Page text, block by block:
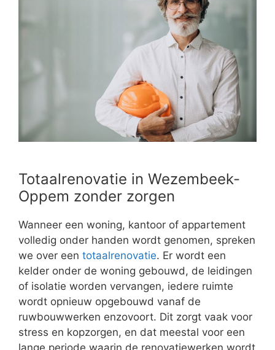
Totaalrenovatie in Wezembeek-
Oppem zonder zorgen
Wanneer een woning, kantoor of appartement
volledig onder handen wordt genomen, spreken
we over een totaalrenovatie. Er wordt een
kelder onder de woning gebouwd, de leidingen
of isolatie worden vervangen, iedere ruimte
wordt opnieuw opgebouwd vanaf de
ruwbouwwerken enzovoort. Dit zorgt vaak voor
stress en kopzorgen, en dat meestal voor een